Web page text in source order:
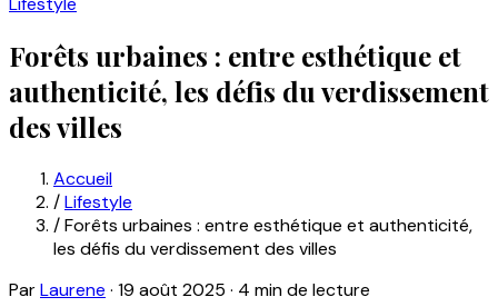
Forêts urbaines : entre esthétique et
authenticité, les défis du verdissement
des villes
Accueil
/Lifestyle
/Forêts urbaines : entre esthétique et authenticité,
les défis du verdissement des villes
ParLaurene · 19 août 2025 · 4 min de lecture